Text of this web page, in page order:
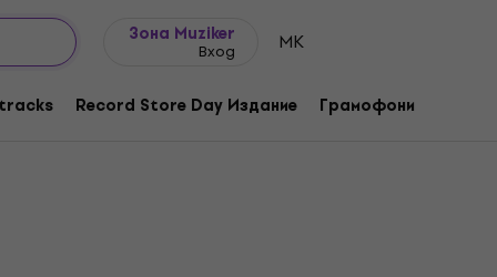
Зона Muziker
Вход MK
Record Store Day Издание Грамофони